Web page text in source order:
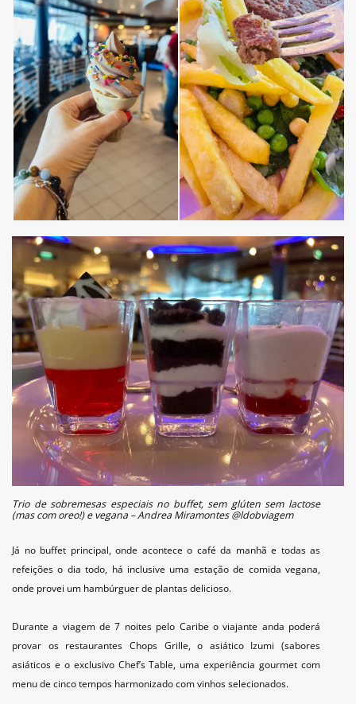
Trio de sobremesas especiais no buffet, sem glúten sem lactose
(mas com oreo!) e vegana – Andrea Miramontes @ldobviagem
Já no buffet principal, onde acontece o café da manhã e todas as
refeições o dia todo, há inclusive uma estação de comida vegana,
onde provei um hambúrguer de plantas delicioso.
Durante a viagem de 7 noites pelo Caribe o viajante anda poderá
provar os restaurantes Chops Grille, o asiático Izumi (sabores
asiáticos e o exclusivo Chef’s Table, uma experiência gourmet com
menu de cinco tempos harmonizado com vinhos selecionados.